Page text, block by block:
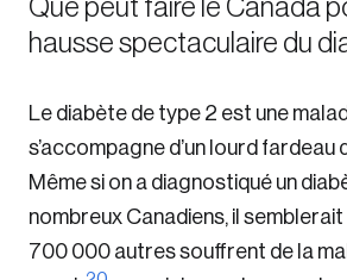
Que peut faire le Canada
hausse spectaculaire du
Le diabète de type 2 est une
s’accompagne d’un lourd
Même si on a diagnostiqué un
nombreux Canadiens, il semblerait
700 000 autres souffrent de la
Discover the leading